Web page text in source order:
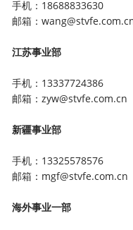
手机：18688833630
邮箱：
江苏事业部
手机：13337724386
邮箱：zyw@stvfe.com.cn
新疆事业部
手机：13325578576
邮箱：mgf@stvfe.com.cn
海外事业一部